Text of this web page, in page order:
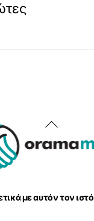
Back
To
με αυτόν τον